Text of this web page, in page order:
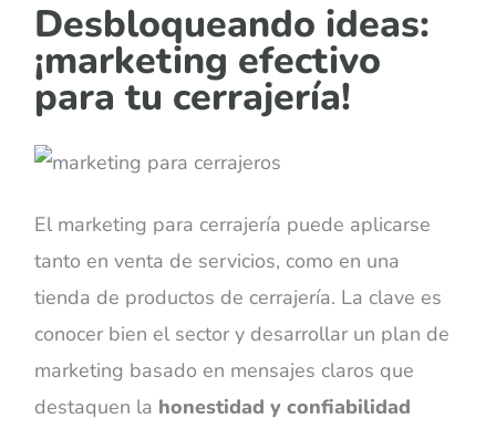
Desbloqueando ideas:
¡marketing efectivo
para tu cerrajería!
El marketing para cerrajería puede aplicarse
tanto en venta de servicios, como en una
tienda de productos de cerrajería. La clave es
conocer bien el sector y desarrollar un plan de
marketing basado en mensajes claros que
destaquen la honestidad y confiabilidad